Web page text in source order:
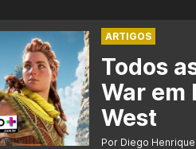
ARTIGOS
Todos
War em
West
Por Diego Henrique